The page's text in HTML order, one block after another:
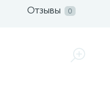
Отзывы 0